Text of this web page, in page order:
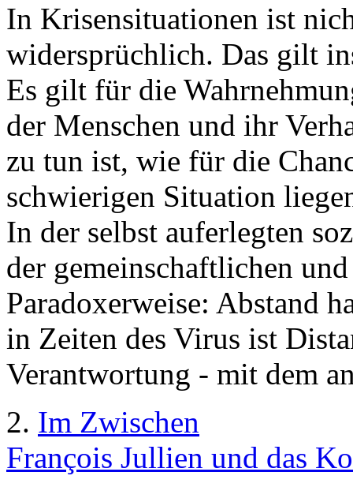
In Krisensituationen ist
widersprüchlich. Das gilt
Es gilt für die
der Menschen und ihr
zu tun ist, wie für die
schwierigen Situation
In der selbst auferlegten
der gemeinschaftlichen
Paradoxerweise: Abstand
in Zeiten des Virus ist
Verantwortung - mit dem
2. Im Zwischen
François Jullien und das